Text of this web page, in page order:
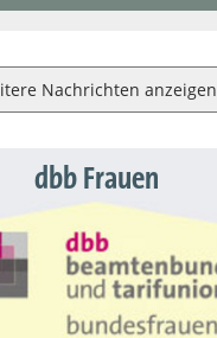
Nachrichten anzeigen
dbb Frauen